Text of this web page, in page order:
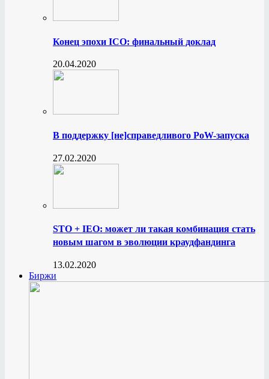
Конец эпохи ICO: финальный доклад
20.04.2020
В поддержку [не]справедливого PoW-запуска
27.02.2020
STO + IEO: может ли такая комбинация стать
новым шагом в эволюции краудфандинга
13.02.2020
Биржи